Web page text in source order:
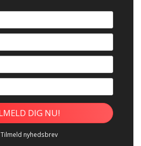
Tilmeld nyhedsbrev